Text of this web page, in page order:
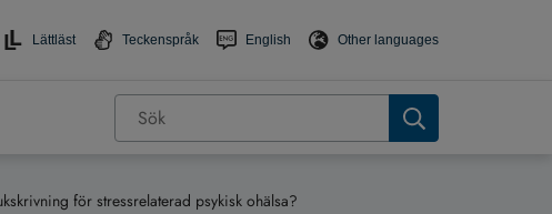
Lättläst Teckenspråk English Other languages
för stressrelaterad psykisk ohälsa?